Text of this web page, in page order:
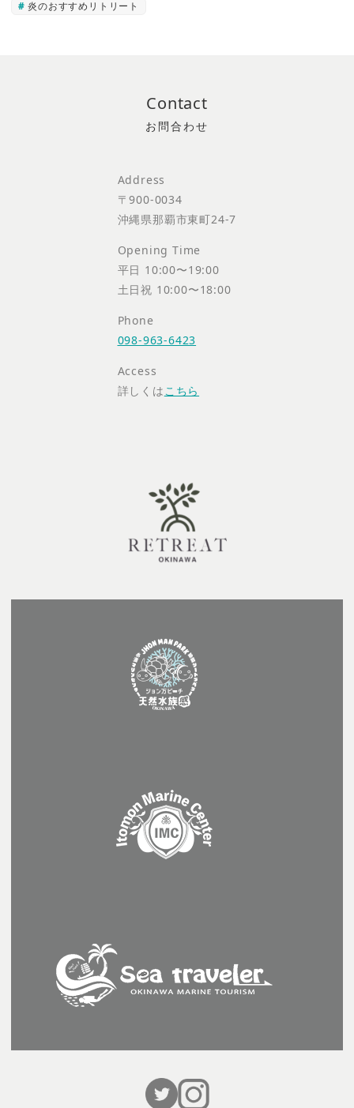
炎のおすすめリトリート
Contact
Address
〒900-0034
沖縄県那覇市東町24-7
Opening Time
平日 10:00〜19:00
土日祝 10:00〜18:00
Phone
098-963-6423
Access
詳しくはこちら